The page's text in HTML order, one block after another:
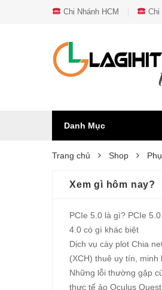
Chi Nhánh HCM Chi
Danh Mục
Trang chủ Shop
Xem gì hôm nay?
PCIe 5.0 là gì? PCIe
4.0 có gì khác biệt
Dịch vụ cày plot Chia
(XCH) thuê uy tín, minh
Những lỗi thường gặp
thực tế ảo Oculus